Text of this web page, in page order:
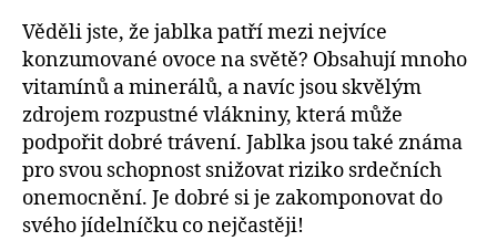
Věděli jste, že jablka patří mezi nejvíce
konzumované ovoce na světě? Obsahují mnoho
vitamínů a minerálů, a navíc jsou skvělým
zdrojem rozpustné vlákniny, která může
podpořit dobré trávení. Jablka jsou také známa
pro svou schopnost snižovat riziko srdečních
onemocnění. Je dobré si je zakomponovat do
svého jídelníčku co nejčastěji!